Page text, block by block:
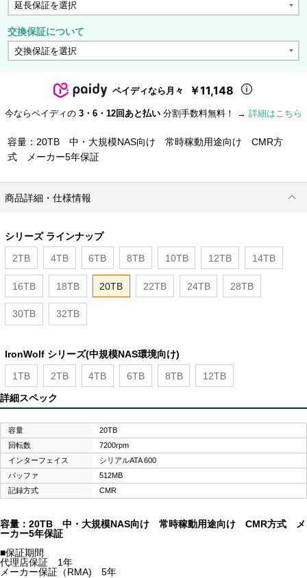
交換保証について
ペイディなら月々 ￥11,148
今ならペイディの 3・6・12回あと払い 分割手数料無料！ → 詳細はこちら
容量：20TB 中・大規模NAS向け 常時稼動用途向け CMR方
式 メーカー5年保証
商品詳細・仕様情報
シリーズ ラインナップ
2TB
4TB 6TB 8TB 10TB 12TB 14TB
16TB 18TB 20TB 22TB 24TB 28TB
30TB 32TB
IronWolf シリーズ(中規模NAS環境向け)
1TB
2TB 4TB 6TB 8TB
12TB
詳細スペック
容量
20TB
回転数
7200rpm
インターフェイス
シリアルATA 600
バッファ
512MB
記録方式
CMR
容量：20TB 中・大規模NAS向け 常時稼動用途向け CMR方式 メ
ーカー5年保証
■保証期間
代理店保証 1年
メーカー保証（RMA) 5年